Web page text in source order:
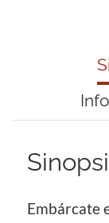
Embárcate